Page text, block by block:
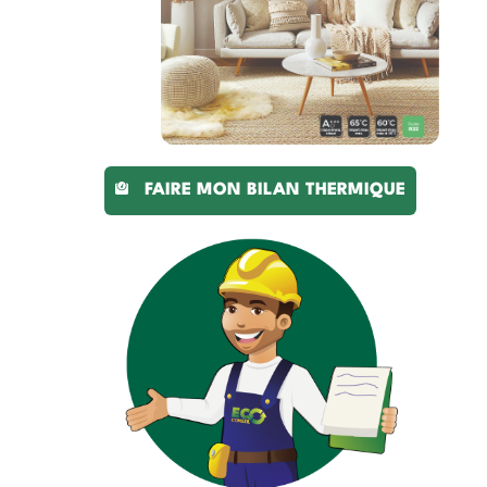
FAIRE MON BILAN THERMIQUE